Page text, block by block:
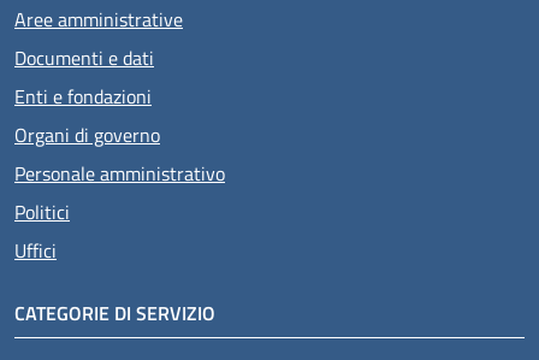
Aree amministrative
Documenti e dati
Enti e fondazioni
Organi di governo
Personale amministrativo
Politici
Uffici
CATEGORIE DI SERVIZIO